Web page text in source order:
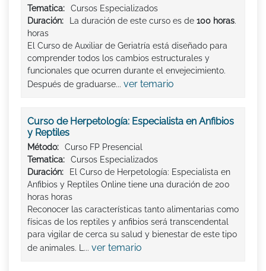
Tematica:
Cursos Especializados
Duración:
La duración de este curso es de 100 horas.
horas
El Curso de Auxiliar de Geriatría está diseñado para
comprender todos los cambios estructurales y
funcionales que ocurren durante el envejecimiento.
Después de graduarse... ver temario
Curso de Herpetología: Especialista en Anfibios
y Reptiles
Método:
Curso FP Presencial
Tematica:
Cursos Especializados
Duración:
El Curso de Herpetología: Especialista en
Anfibios y Reptiles Online tiene una duración de 200
horas horas
Reconocer las características tanto alimentarias como
físicas de los reptiles y anfibios será transcendental
para vigilar de cerca su salud y bienestar de este tipo
de animales. L... ver temario